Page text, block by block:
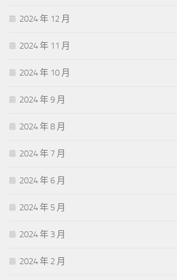
2024 年 12 月
2024 年 11 月
2024 年 10 月
2024 年 9 月
2024 年 8 月
2024 年 7 月
2024 年 6 月
2024 年 5 月
2024 年 3 月
2024 年 2 月